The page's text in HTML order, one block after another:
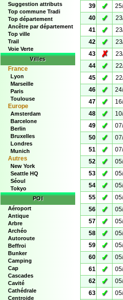
Suggestion attributs
Top commune Tradi
Top département
Ancêtre par département
Top ville
Trail
Voie Verte
Villes
France
Lyon
Marseille
Paris
Toulouse
Europe
Amsterdam
Barcelone
Berlin
Bruxelles
Londres
Munich
Autres
New York
Seattle HQ
Séoul
Tokyo
POI
Aéroport
Antique
Arbre
Archéo
Autoroute
Beffroi
Bunker
Camping
Cap
Cascades
Cavité
Cathédrale
Centroide
39
✓
40
✓
41
✓
42
✓
43
✗
44
✓
45
✓
46
✓
47
✓
48
✓
49
✓
50
✓
51
✓
52
✓
53
✓
54
✓
55
✓
56
✓
57
✓
58
✓
59
✓
60
✓
61
✓
62
✓
63
✓